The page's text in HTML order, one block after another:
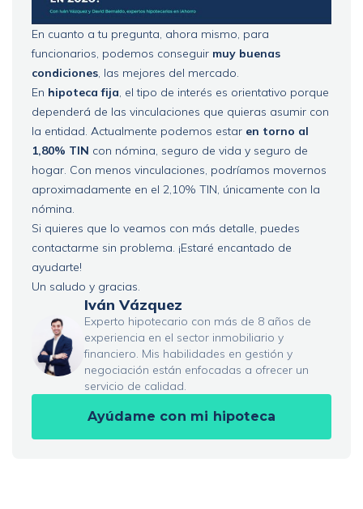
En cuanto a tu pregunta, ahora mismo, para
funcionarios, podemos conseguir muy buenas
condiciones, las mejores del mercado.
En hipoteca fija, el tipo de interés es orientativo porque
dependerá de las vinculaciones que quieras asumir con
la entidad. Actualmente podemos estar en torno al
1,80% TIN con nómina, seguro de vida y seguro de
hogar. Con menos vinculaciones, podríamos movernos
aproximadamente en el 2,10% TIN, únicamente con la
nómina.
Si quieres que lo veamos con más detalle, puedes
contactarme sin problema. ¡Estaré encantado de
ayudarte!
Un saludo y gracias.
Iván Vázquez
Experto hipotecario con más de 8 años de
experiencia en el sector inmobiliario y
financiero. Mis habilidades en gestión y
negociación están enfocadas a ofrecer un
servicio de calidad.
Ayúdame con mi hipoteca